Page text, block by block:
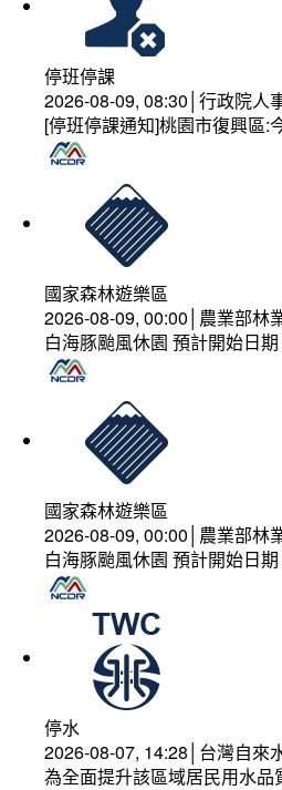
停班停課
2026-08-09, 08:30│行政院人
[停班停課通知]桃園市復興區
國家森林遊樂區
2026-08-09, 00:00│農業部林
白海豚颱風休園 預計開始日
國家森林遊樂區
2026-08-09, 00:00│農業部林
白海豚颱風休園 預計開始日
停水
2026-08-07, 14:28│台灣自來
為全面提升該區域居民用水